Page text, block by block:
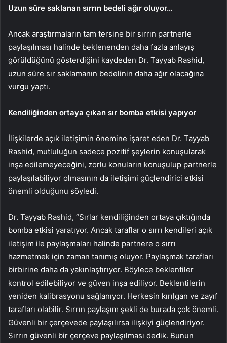
Uzun süre saklanan sırrın bedeli ağır oluyor…
Ancak araştırmaların tam tersine bir sırrın partnerle
paylaşılması halinde beklenenden daha fazla anlayış
görüldüğünü gösterdiğini kaydeden Dr. Tayyab Rashid,
uzun süre sır saklamanın bedelinin daha ağır olacağına
vurgu yaptı.
Kendiliğinden ortaya çıkan sır bomba etkisi yapıyor
İlişkilerde açık iletişimin önemine işaret eden Dr. Tayyab
Rashid, mutluluğun sadece pozitif şeylerin konuşularak
inşa edilemeyeceğini, zorlu konuların konuşulup partnerle
paylaşılabiliyor olmasının da iletişimi güçlendirici etkisi
önemli olduğunu söyledi.
Dr. Tayyab Rashid, “Sırlar kendiliğinden ortaya çıktığında
bomba etkisi yaratıyor. Ancak taraflar o sırrı kendileri açık
iletişim ile paylaşmaları halinde partnere o sırrı
hazmetmek için zaman tanımış oluyor. Paylaşmak tarafları
birbirine daha da yakınlaştırıyor. Böylece beklentiler
kontrol edilebiliyor ve güven inşa ediliyor. Beklentilerin
yeniden kalibrasyonu sağlanıyor. Herkesin kırılgan ve zayıf
tarafları olabilir. Sırrın paylaşım şekli de burada çok önemli.
Güvenli bir çerçevede paylaşılırsa ilişkiyi güçlendiriyor.
Sırrın güvenli bir çerçeve paylaşılması dedik. Bunun